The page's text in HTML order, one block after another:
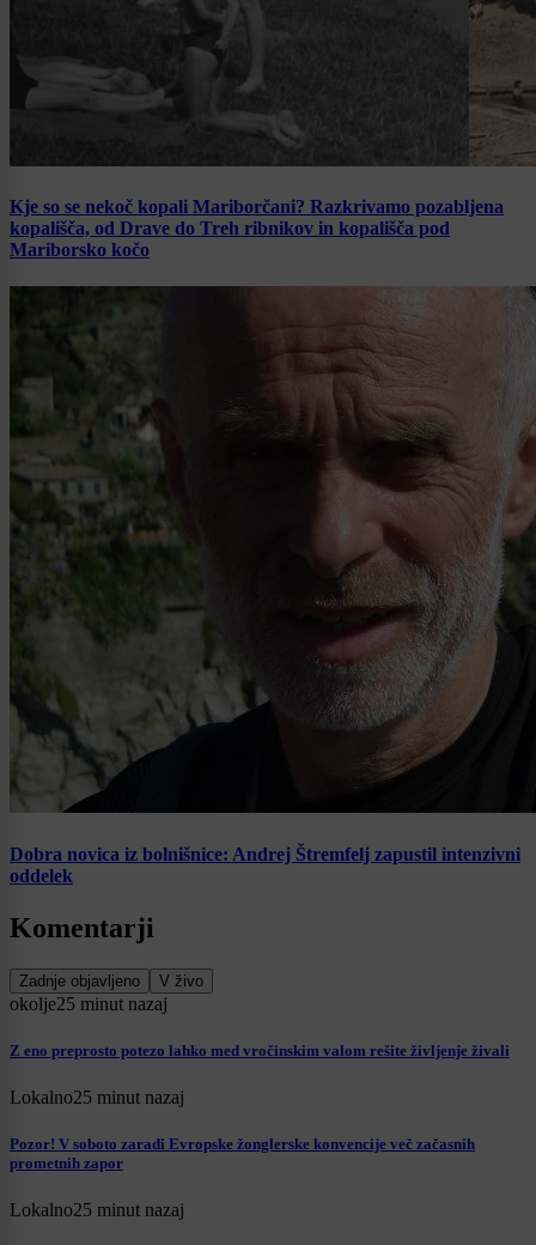
Kje so se nekoč kopali Mariborčani? Razkrivamo pozabljena
kopališča, od Drave do Treh ribnikov in kopališča pod
Mariborsko kočo
Dobra novica iz bolnišnice: Andrej Štremfelj zapustil intenzivni
oddelek
Komentarji
Zadnje objavljeno V živo
okolje25 minut nazaj
Z eno preprosto potezo lahko med vročinskim valom rešite življenje živali
Lokalno25 minut nazaj
Pozor! V soboto zaradi Evropske žonglerske konvencije več začasnih
prometnih zapor
Lokalno25 minut nazaj